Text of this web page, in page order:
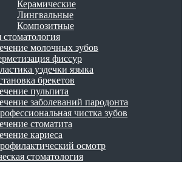
Керамические
Лингвальные
Композитные
стоматология
молочных зубов
фиссур
уздечки языка
брекетов
пульпита
заболеваний пародонта
чистка зубов
стоматита
кариеса
осмотр
стоматология